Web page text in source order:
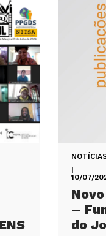
|
10/07/
–
do